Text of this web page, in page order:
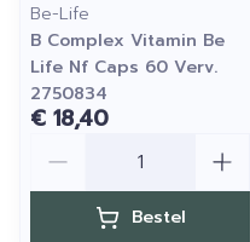
Be-Life
B Complex Vitamin Be
Life Nf Caps 60 Verv.
2750834
€ 18,40
Bestel